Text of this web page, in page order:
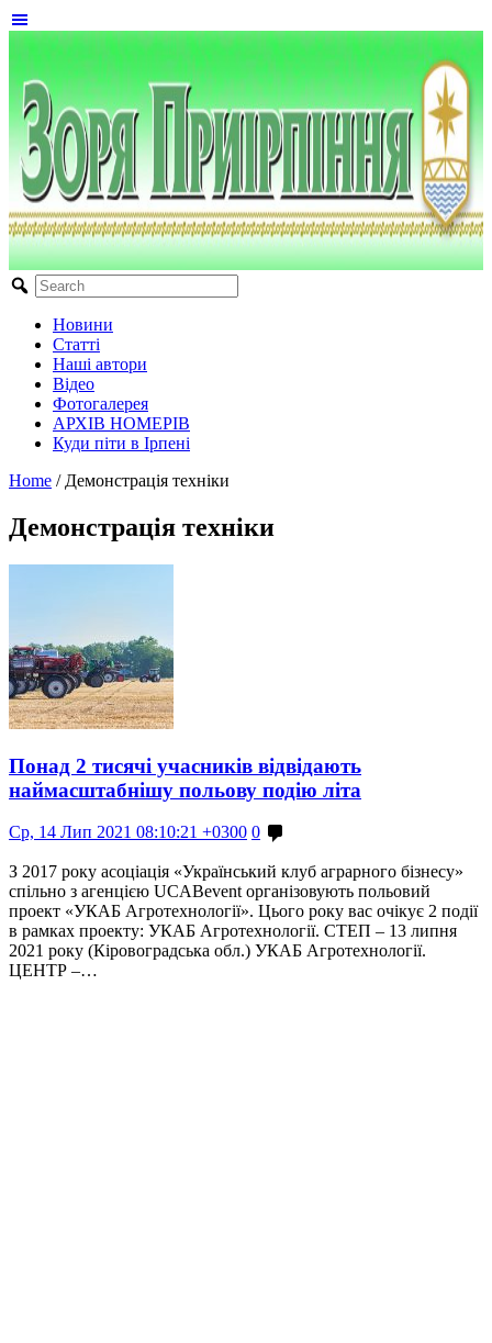
Новини
Статті
Наші автори
Відео
Фотогалерея
АРХІВ НОМЕРІВ
Куди піти в Ірпені
Home / Демонстрація техніки
Демонстрація техніки
Понад 2 тисячі учасників відвідають
наймасштабнішу польову подію літа
Ср, 14 Лип 2021 08:10:21 +0300 0
З 2017 року асоціація «Український клуб аграрного бізнесу»
спільно з агенцією UCABevent організовують польовий
проект «УКАБ Агротехнології». Цього року вас очікує 2 події
в рамках проекту: УКАБ Агротехнології. СТЕП – 13 липня
2021 року (Кіровоградська обл.) УКАБ Агротехнології.
ЦЕНТР –…